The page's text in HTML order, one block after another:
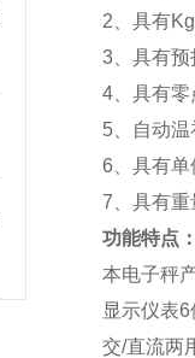
2、具有
3、具有
4、具有
5、自动
6、具有单
7、具有
功能特点
本电子秤
显示仪表
交/直流两